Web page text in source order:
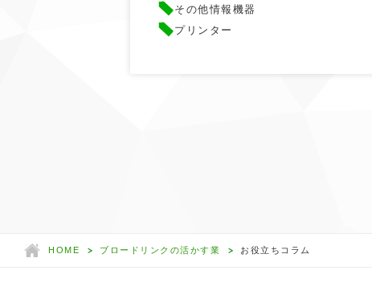
その他情報機器
プリンター
HOME ブロードリンクの活かす業 お役立ちコラム